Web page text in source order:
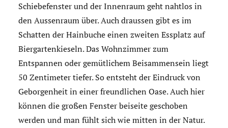
Schiebefenster und der Innenraum geht nahtlos in
den Aussenraum über. Auch draussen gibt es im
Schatten der Hainbuche einen zweiten Essplatz auf
Biergartenkieseln. Das Wohnzimmer zum
Entspannen oder gemütlichem Beisammensein liegt
50 Zentimeter tiefer. So entsteht der Eindruck von
Geborgenheit in einer freundlichen Oase. Auch hier
können die großen Fenster beiseite geschoben
werden und man fühlt sich wie mitten in der Natur.